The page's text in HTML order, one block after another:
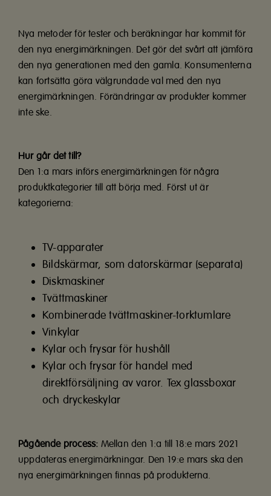
Nya metoder för tester och beräkningar har kommit för
den nya energimärkningen. Det gör det svårt att jämföra
den nya generationen med den gamla. Konsumenterna
kan fortsätta göra välgrundade val med den nya
energimärkningen. Förändringar av produkter kommer
inte ske.
Hur går det till?
Den 1:a mars införs energimärkningen för några
produktkategorier till att börja med. Först ut är
kategorierna:
TV-apparater
Bildskärmar, som datorskärmar (separata)
Diskmaskiner
Tvättmaskiner
Kombinerade tvättmaskiner-torktumlare
Vinkylar
Kylar och frysar för hushåll
Kylar och frysar för handel med
direktförsäljning av varor. Tex glassboxar
och dryckeskylar
Pågående process: Mellan den 1:a till 18:e mars 2021
uppdateras energimärkningar. Den 19:e mars ska den
nya energimärkningen finnas på produkterna.